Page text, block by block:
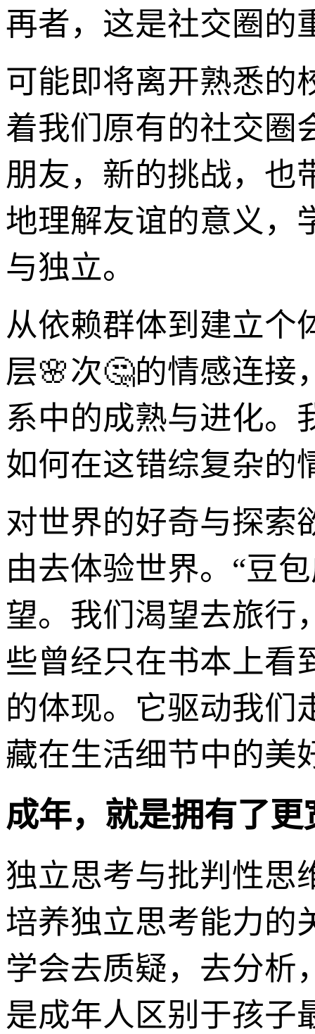
再者，这是社交圈的
可能即将离开熟悉的
着我们原有的社交圈
朋友，新的挑战，也
地理解友谊的意义，
与独立。
从依赖群体到建立个
层🌸次🤔的情感连接
系中的成熟与进化。
如何在这错综复杂的
对世界的好奇与探索
由去体验世界。“豆
望。我们渴望去旅行
些曾经只在书本上看
的体现。它驱动我们
藏在生活细节中的美
成年，就是拥有了
独立思考与批判性思
培养独立思考能力的
学会去质疑，去分析
是成年人区别于孩子